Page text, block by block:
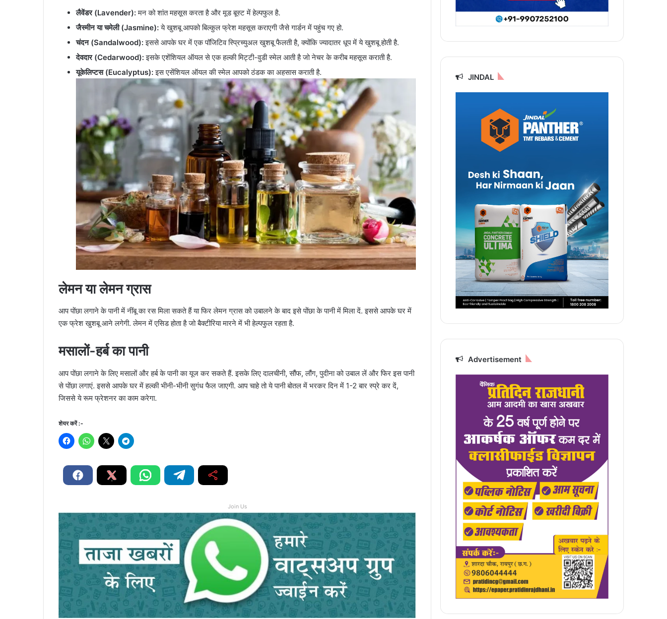
लैवेंडर (Lavender):मन को शांत महसूस करता है और मूड बूस्ट में हेल्पफुल है.
जैस्मीन या चमेली (Jasmine):ये खुशबू आपको बिल्कुल फ्रेश महसूस कराएगी जैसे गार्डन में पहुंच गए हो.
चंदन (Sandalwood):इससे आपके घर में एक पॉजिटिव स्प्रिच्युअल खुशबू फैलती है, क्योंकि ज्यादातर धूप में ये खुशबू होती है.
देवदार (Cedarwood):इसके एशेंशियल ऑयल से एक हल्की मिट्टी-वुडी स्मेल आती है जो नेचर के करीब महसूस कराती है.
यूकेलिप्टस (Eucalyptus):इस एसेंशियल ऑयल की स्मेल आपको ठंडक का अहसास कराती है.
लेमन या लेमन ग्रास
आप पोंछा लगाने के पानी में नींबू का रस मिला सकते हैं या फिर लेमन ग्रास को उबालने के बाद इसे पोंछा के पानी में मिला दें. इससे आपके घर में
एक फ्रेश खुशबू आने लगेगी. लेमन में एसिड होता है जो बैक्टीरिया मारने में भी हेल्पफुल रहता है.
मसालों-हर्ब का पानी
आप पोंछा लगाने के लिए मसालों और हर्ब के पानी का यूज कर सकते हैं. इसके लिए दालचीनी, सौंफ, लौंग, पुदीना को उबाल लें और फिर इस पानी
से पोंछा लगाएं. इससे आपके घर में हल्की भीनी-भीनी सुगंध फैल जाएगी. आप चाहे तो ये पानी बोतल में भरकर दिन में 1-2 बार स्प्रे कर दें,
जिससे ये रूम फ्रेशनर का काम करेगा.
शेयर करें :-
Join Us
JINDAL
Advertisement